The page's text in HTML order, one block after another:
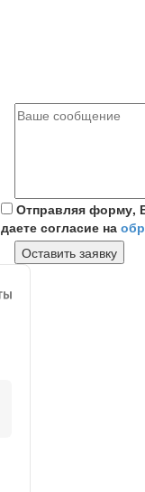
Отправляя форму,
даете согласие на